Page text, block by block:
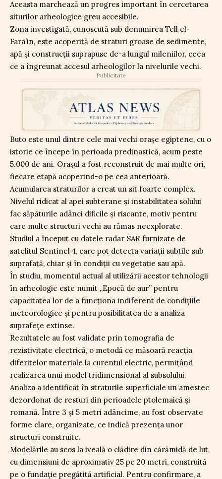
Aceasta marchează un progres important în cercetarea
siturilor arheologice greu accesibile.
Zona investigată, cunoscută sub denumirea Tell el-
Fara’in, este acoperită de straturi groase de sedimente,
apă și construcții suprapuse de-a lungul mileniilor, ceea
ce a îngreunat accesul arheologilor la nivelurile vechi.
Publicitate
Buto este unul dintre cele mai vechi orașe egiptene, cu o
istorie ce începe în perioada predinastică, acum peste
5.000 de ani. Orașul a fost reconstruit de mai multe ori,
fiecare etapă acoperind-o pe cea anterioară.
Acumularea straturilor a creat un sit foarte complex.
Nivelul ridicat al apei subterane și instabilitatea solului
fac săpăturile adânci dificile și riscante, motiv pentru
care multe structuri vechi au rămas neexplorate.
Studiul a început cu datele radar SAR furnizate de
satelitul Sentinel-1, care pot detecta variații subtile sub
suprafață, chiar și în condiții cu vegetație sau apă.
În studiu, momentul actual al utilizării acestor tehnologii
în arheologie este numit „Epocă de aur” pentru
capacitatea lor de a funcționa indiferent de condițiile
meteorologice și pentru posibilitatea de a analiza
suprafețe extinse.
Rezultatele au fost validate prin tomografia de
rezistivitate electrică, o metodă ce măsoară reacția
diferitelor materiale la curentul electric, permițând
realizarea unui model tridimensional al subsolului.
Analiza a identificat în straturile superficiale un amestec
dezordonat de resturi din perioadele ptolemaică și
romană. Între 3 și 5 metri adâncime, au fost observate
forme clare, organizate, ce indică prezența unor
structuri construite.
Modelările au scos la iveală o clădire din cărămidă de lut,
cu dimensiuni de aproximativ 25 pe 20 metri, construită
pe o fundație pregătită artificial. Pentru confirmare, a